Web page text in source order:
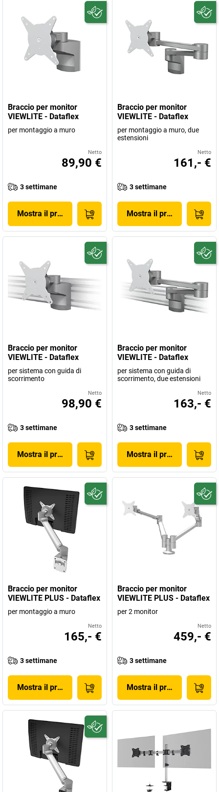
Braccio per monitor
VIEWLITE - Dataflex
per montaggio a muro
Netto
89,90 €
3 settimane
Mostra il prodotto
Braccio per monitor
VIEWLITE - Dataflex
per montaggio a muro, due
estensioni
Netto
161,- €
3 settimane
Mostra il prodotto
Braccio per monitor
VIEWLITE - Dataflex
per sistema con guida di
scorrimento
Netto
98,90 €
3 settimane
Mostra il prodotto
Braccio per monitor
VIEWLITE - Dataflex
per sistema con guida di
scorrimento, due estensioni
Netto
163,- €
3 settimane
Mostra il prodotto
Braccio per monitor
VIEWLITE PLUS - Dataflex
per montaggio a muro
Netto
165,- €
3 settimane
Mostra il prodotto
Braccio per monitor
VIEWLITE PLUS - Dataflex
per 2 monitor
Netto
459,- €
3 settimane
Mostra il prodotto